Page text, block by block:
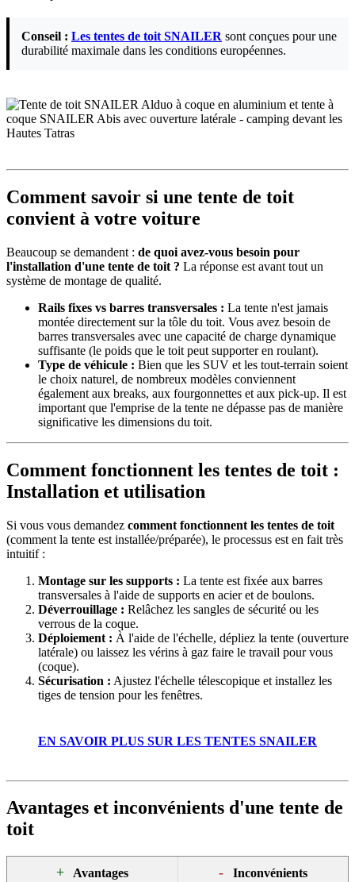
Conseil : Les tentes de toit SNAILER sont conçues pour une
durabilité maximale dans les conditions européennes.
Comment savoir si une tente de toit
convient à votre voiture
Beaucoup se demandent : de quoi avez-vous besoin pour
l'installation d'une tente de toit ? La réponse est avant tout un
système de montage de qualité.
Rails fixes vs barres transversales : La tente n'est jamais
montée directement sur la tôle du toit. Vous avez besoin de
barres transversales avec une capacité de charge dynamique
suffisante (le poids que le toit peut supporter en roulant).
Type de véhicule : Bien que les SUV et les tout-terrain soient
le choix naturel, de nombreux modèles conviennent
également aux breaks, aux fourgonnettes et aux pick-up. Il est
important que l'emprise de la tente ne dépasse pas de manière
significative les dimensions du toit.
Comment fonctionnent les tentes de toit :
Installation et utilisation
Si vous vous demandez comment fonctionnent les tentes de toit
(comment la tente est installée/préparée), le processus est en fait très
intuitif :
Montage sur les supports : La tente est fixée aux barres
transversales à l'aide de supports en acier et de boulons.
Déverrouillage : Relâchez les sangles de sécurité ou les
verrous de la coque.
Déploiement : À l'aide de l'échelle, dépliez la tente (ouverture
latérale) ou laissez les vérins à gaz faire le travail pour vous
(coque).
Sécurisation : Ajustez l'échelle télescopique et installez les
tiges de tension pour les fenêtres.
EN SAVOIR PLUS SUR LES TENTES SNAILER
Avantages et inconvénients d'une tente de
toit
+ Avantages - Inconvénients